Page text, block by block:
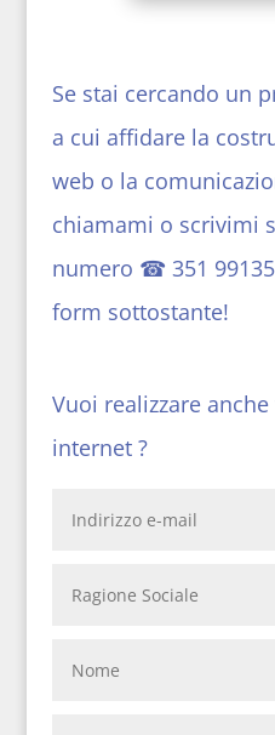
Se stai cercando un
a cui affidare la
web o la
chiamami o scrivimi
numero ☎ 351
form sottostante!
Vuoi realizzare
internet ?